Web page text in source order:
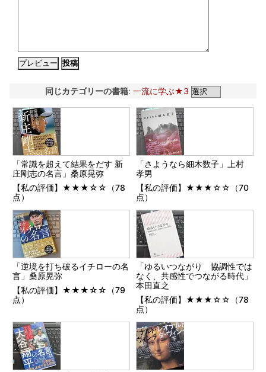
同じカテゴリーの書籍: 一流に学ぶ★3
「常識を超えて結果をだす 新
庄剛志の名言」桑原晃弥
【私の評価】★★★☆☆（78
点）
「さようなら細木数子」上村
孝男
【私の評価】★★★☆☆（70
点）
「逆境を打ち破るイチローの名
言」桑原晃弥
【私の評価】★★★☆☆（79
点）
「ゆるいつながり 協調性では
なく、共感性でつながる時代」
本田直之
【私の評価】★★★☆☆（78
点）